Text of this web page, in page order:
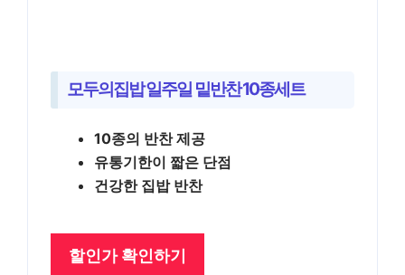
모두의집밥 일주일 밑반찬 10종세트
10종의 반찬 제공
유통기한이 짧은 단점
건강한 집밥 반찬
할인가 확인하기